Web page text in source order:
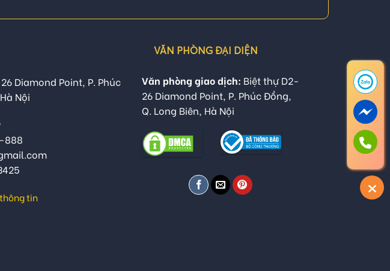
Diamond Point, P. Phúc
Nội
888
tin
VĂN PHÒNG ĐẠI DIỆN
Văn phòng giao dịch: Biệt thự D2-
26 Diamond Point, P. Phúc Đồng,
Q. Long Biên, Hà Nội